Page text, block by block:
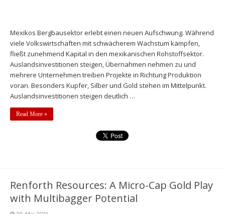
Mexikos Bergbausektor erlebt einen neuen Aufschwung. Während
viele Volkswirtschaften mit schwächerem Wachstum kämpfen,
fließt zunehmend Kapital in den mexikanischen Rohstoffsektor.
Auslandsinvestitionen steigen, Übernahmen nehmen zu und
mehrere Unternehmen treiben Projekte in Richtung Produktion
voran. Besonders Kupfer, Silber und Gold stehen im Mittelpunkt.
Auslandsinvestitionen steigen deutlich …
Read More »
Renforth Resources: A Micro-Cap Gold Play
with Multibagger Potential